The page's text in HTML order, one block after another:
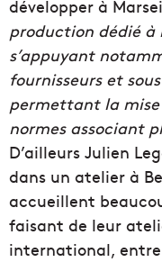
développer à
production dédié à
s’appuyant
fournisseurs et
permettant la
normes associant
D’ailleurs Julien
dans un atelier à
accueillent
faisant de leur
international, entre